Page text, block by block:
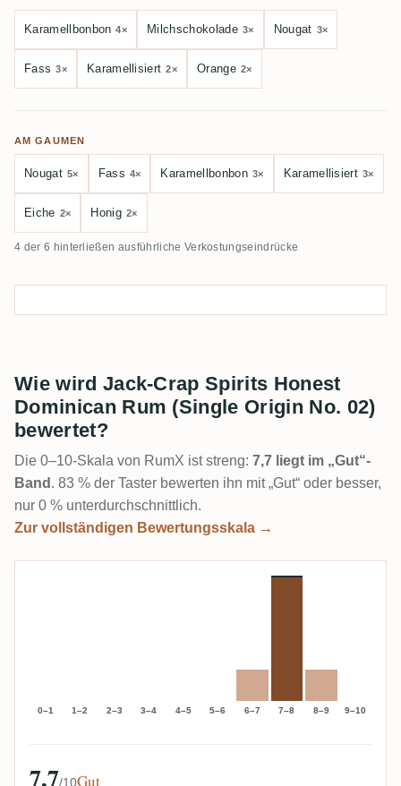
Karamellbonbon 4× Milchschokolade 3× Nougat 3×
Fass 3× Karamellisiert 2× Orange 2×
AM GAUMEN
Nougat 5× Fass 4× Karamellbonbon 3× Karamellisiert 3×
Eiche 2× Honig 2×
4 der 6 hinterließen ausführliche Verkostungseindrücke
Wie wird Jack-Crap Spirits Honest
Dominican Rum (Single Origin No. 02)
bewertet?
Die 0–10-Skala von RumX ist streng: 7,7 liegt im „Gut“-
Band . 83 % der Taster bewerten ihn mit „Gut“ oder besser,
nur 0 % unterdurchschnittlich.
Zur vollständigen Bewertungsskala →
0–1 1–2 2–3 3–4 4–5 5–6 6–7 7–8 8–9 9–10
7,7/10Gut